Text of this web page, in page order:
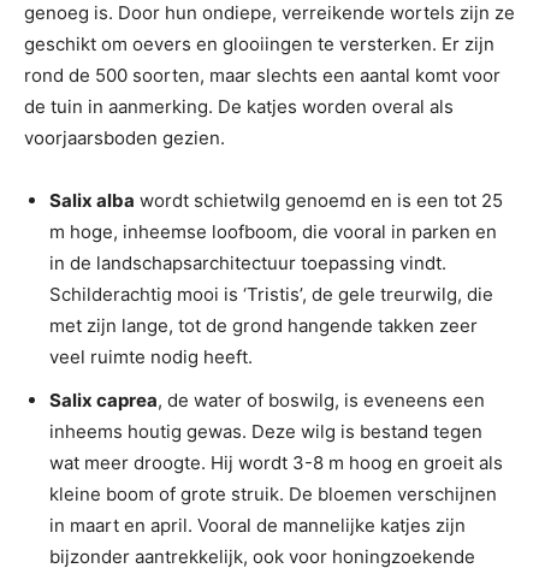
genoeg is. Door hun ondiepe, verreikende wortels zijn ze
geschikt om oevers en glooiingen te versterken. Er zijn
rond de 500 soorten, maar slechts een aantal komt voor
de tuin in aanmerking. De katjes worden overal als
voorjaarsboden gezien.
Salix alba wordt schietwilg genoemd en is een tot 25
m hoge, inheemse loofboom, die vooral in parken en
in de landschapsarchitectuur toepassing vindt.
Schilderachtig mooi is ‘Tristis’, de gele treurwilg, die
met zijn lange, tot de grond hangende takken zeer
veel ruimte nodig heeft.
Salix caprea, de water of boswilg, is eveneens een
inheems houtig gewas. Deze wilg is bestand tegen
wat meer droogte. Hij wordt 3-8 m hoog en groeit als
kleine boom of grote struik. De bloemen verschijnen
in maart en april. Vooral de mannelijke katjes zijn
bijzonder aantrekkelijk, ook voor honingzoekende